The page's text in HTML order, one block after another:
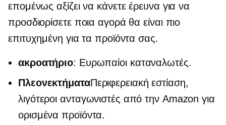
επομένως αξίζει να κάνετε έρευνα για να
προσδιορίσετε ποια αγορά θα είναι πιο
επιτυχημένη για τα προϊόντα σας.
ακροατήριο: Ευρωπαίοι καταναλωτές.
ΠλεονεκτήματαΠεριφερειακή εστίαση,
λιγότεροι ανταγωνιστές από την Amazon για
ορισμένα προϊόντα.